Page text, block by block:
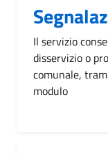
Il servizio
disservizio o
comunale,
modulo